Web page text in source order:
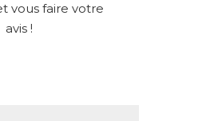
vous faire votre
avis !